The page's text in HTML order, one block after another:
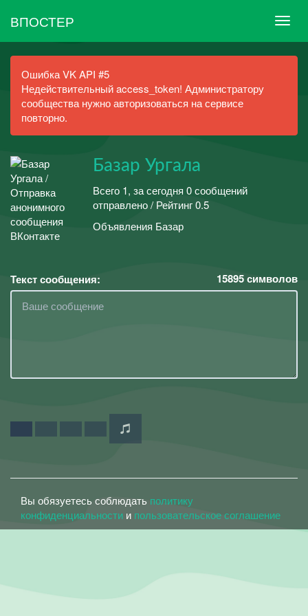
ВПОСТЕР
Ошибка VK API #5
Недействительный access_token! Администратору
сообщества нужно авторизоваться на сервисе
повторно.
Базар Ургала
Всего 1, за сегодня 0 сообщений
отправлено / Рейтинг 0.5
Объявления Базар
Текст сообщения: 15895символов
Вы обязуетесь соблюдать политику
конфиденциальности и пользовательское соглашение